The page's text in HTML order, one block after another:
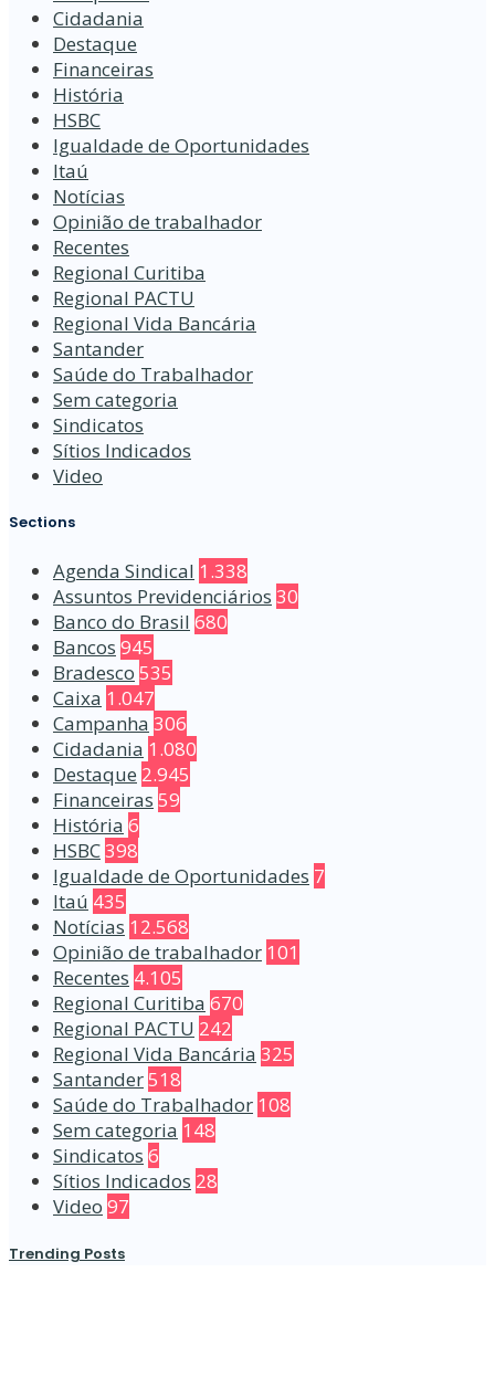
Cidadania
Destaque
Financeiras
História
HSBC
Igualdade de Oportunidades
Itaú
Notícias
Opinião de trabalhador
Recentes
Regional Curitiba
Regional PACTU
Regional Vida Bancária
Santander
Saúde do Trabalhador
Sem categoria
Sindicatos
Sítios Indicados
Video
Sections
Agenda Sindical 1.338
Assuntos Previdenciários 30
Banco do Brasil 680
Bancos 945
Bradesco 535
Caixa 1.047
Campanha 306
Cidadania 1.080
Destaque 2.945
Financeiras 59
História 6
HSBC398
Igualdade de Oportunidades 7
Itaú 435
Notícias 12.568
Opinião de trabalhador 101
Recentes 4.105
Regional Curitiba 670
Regional PACTU 242
Regional Vida Bancária 325
Santander518
Saúde do Trabalhador 108
Sem categoria 148
Sindicatos 6
Sítios Indicados 28
Video 97
Trending Posts